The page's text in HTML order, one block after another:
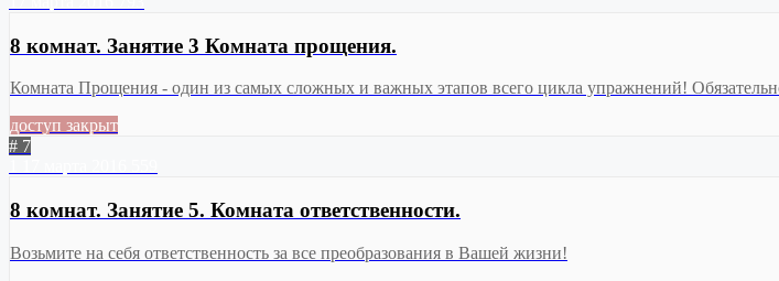
8 комнат. Занятие 3 Комната прощения.
Комната Прощения - один из самых сложных и важных этапов всего цикла упражнений!
доступ закрыт
# 7
8 комнат. Занятие 5. Комната ответственности.
Возьмите на себя ответственность за все преобразования в Вашей жизни!